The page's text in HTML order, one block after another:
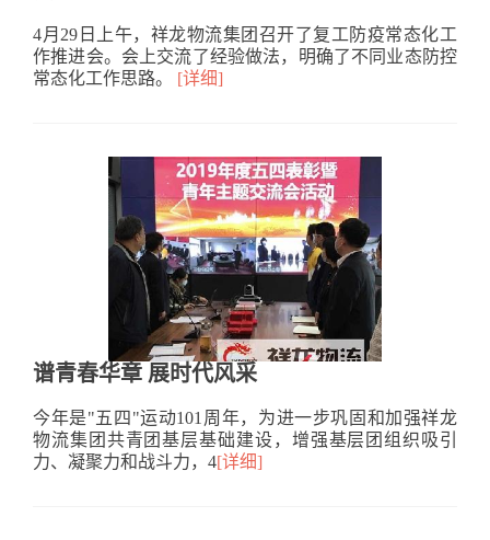
4月29日上午，祥龙物流集团召开了复工防疫常态化工
作推进会。会上交流了经验做法，明确了不同业态防控
常态化工作思路。 [详细]
谱青春华章 展时代风采
今年是"五四"运动101周年，为进一步巩固和加强祥龙
物流集团共青团基层基础建设，增强基层团组织吸引
力、凝聚力和战斗力，4[详细]